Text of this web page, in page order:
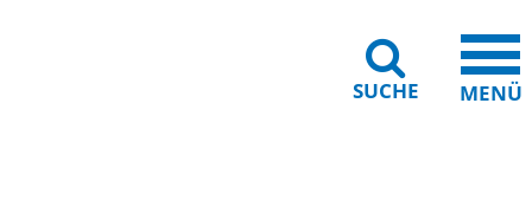
SUCHE MENÜ